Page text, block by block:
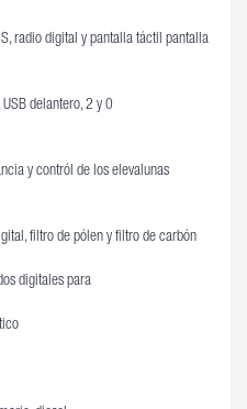
radio digital y pantalla táctil pantalla
delantero, 2 y 0
y contról de los elevalunas
filtro de pólen y filtro de carbón
digitales para